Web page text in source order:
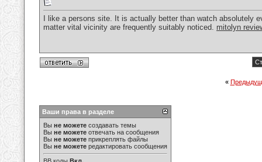
I like a persons site. It is actually better than watch absolutely
matter vital vicinity are frequently suitably noticed. mitolyn
«
Ваши права в разделе
Вы не можете создавать темы
Вы не можете отвечать на сообщения
Вы не можете прикреплять файлы
Вы не можете редактировать сообщения